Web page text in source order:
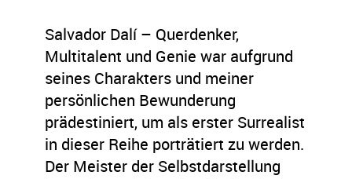
Salvador Dalí – Querdenker,
Multitalent und Genie war aufgrund
seines Charakters und meiner
persönlichen Bewunderung
prädestiniert, um als erster Surrealist
in dieser Reihe porträtiert zu werden.
Der Meister der Selbstdarstellung